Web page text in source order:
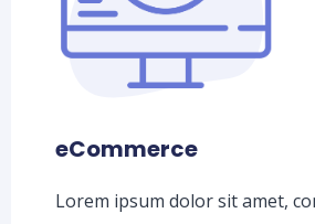
eCommerce
Lorem ipsum dolor sit amet,